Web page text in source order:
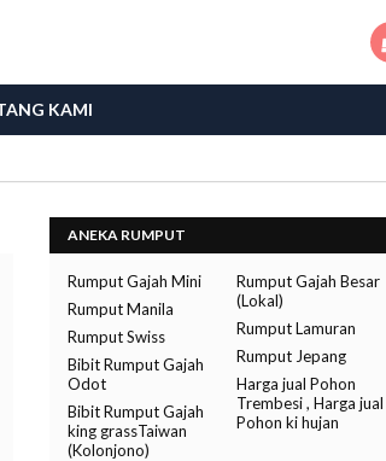
KAMI
ANEKA RUMPUT
Rumput Gajah Mini
Rumput Gajah Besar
(Lokal)
Rumput Manila
Rumput Lamuran
Rumput Swiss
Rumput Jepang
Bibit Rumput Gajah
Odot
Harga jual Pohon
Trembesi , Harga jual
Pohon ki hujan
Bibit Rumput Gajah
king grassTaiwan
(Kolonjono)